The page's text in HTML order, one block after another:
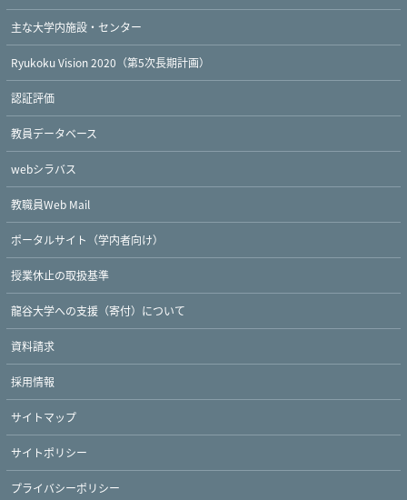
Twitter FacebookYouTube
主な大学内施設・センター
Ryukoku Vision 2020（第5次長期計画）
認証評価
教員データベース
webシラバス
教職員Web Mail
ポータルサイト（学内者向け）
授業休止の取扱基準
龍谷大学への支援（寄付）について
資料請求
採用情報
サイトマップ
サイトポリシー
プライバシーポリシー